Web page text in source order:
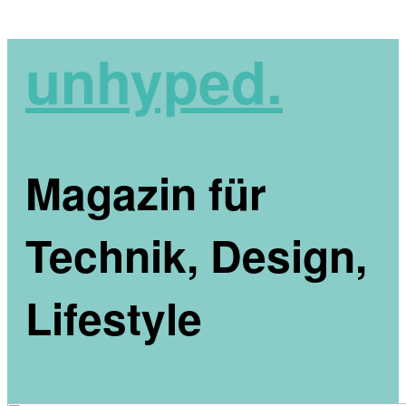
unhyped.
Magazin für
Technik, Design,
Lifestyle